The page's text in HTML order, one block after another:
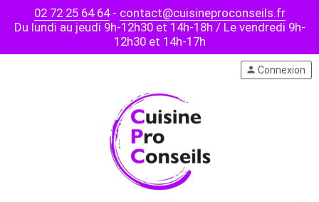
02 72 25 64 64- contact@cuisineproconseils.fr
Du lundi au jeudi 9h-12h30 et 14h-18h / Le vendredi 9h-
12h30 et 14h-17h
person Connexion